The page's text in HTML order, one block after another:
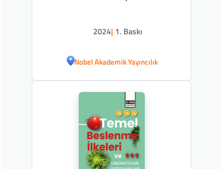
2024| 1. Baskı
Nobel Akademik Yayıncılık